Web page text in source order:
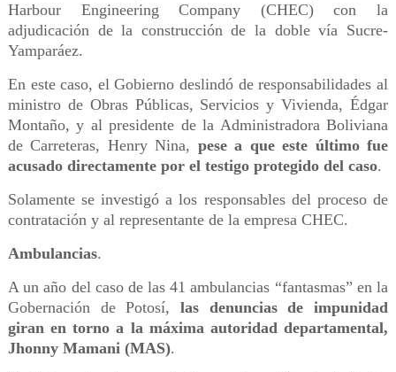
Harbour Engineering Company (CHEC) con la
adjudicación de la construcción de la doble vía Sucre-
Yamparáez.
En este caso, el Gobierno deslindó de responsabilidades al
ministro de Obras Públicas, Servicios y Vivienda, Édgar
Montaño, y al presidente de la Administradora Boliviana
de Carreteras, Henry Nina, pese a que este último fue
acusado directamente por el testigo protegido del caso.
Solamente se investigó a los responsables del proceso de
contratación y al representante de la empresa CHEC.
Ambulancias.
A un año del caso de las 41 ambulancias “fantasmas” en la
Gobernación de Potosí, las denuncias de impunidad
giran en torno a la máxima autoridad departamental,
Jhonny Mamani (MAS).